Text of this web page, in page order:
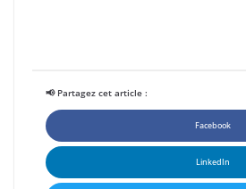
📢 Partagez cet article :
Facebook
LinkedIn